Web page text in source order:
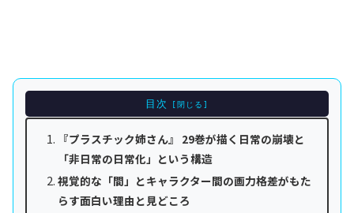
目次
『プラスチック姉さん』 29巻が描く日常の崩壊と
「非日常の日常化」という構造
視覚的な「間」とキャラクター間の画力格差がもた
らす面白い理由と見どころ